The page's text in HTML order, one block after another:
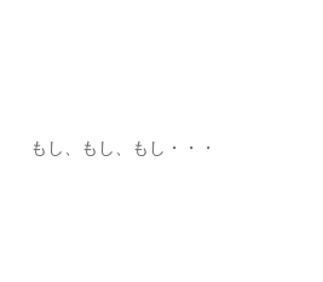
もし、もし、もし・・・